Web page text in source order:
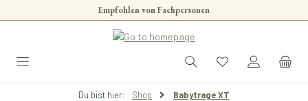
Empfohlen von Fachpersonen
Du bist hier: Shop Babytrage XT